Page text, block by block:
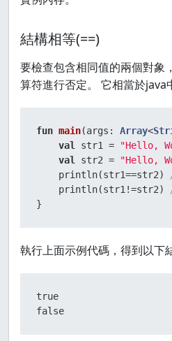
結構相等(==)
要檢查包含相同值的兩個對象
算符進行否定。 它相當於java
fun main(args: Array<
val
str1 =
"Hello,
val
str2 =
"Hello,
    println(str1==str2)
    println(str1!=str2)
}
執行上面示例代碼，得到以下
true
false